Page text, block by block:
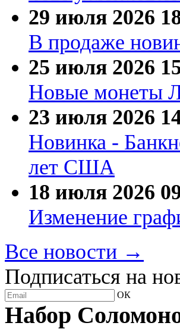
29 июля 2026
В продаже
25 июля 2026
Новые монеты
23 июля 2026
Новинка -
лет США
18 июля 2026
Изменение
Все новости →
Подписаться на
ОК
Набор